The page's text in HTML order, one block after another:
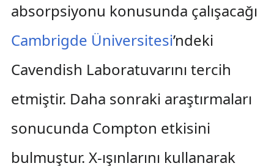
absorpsiyonu konusunda çalışacağı
Cambrigde Üniversitesi’ndeki
Cavendish Laboratuvarını tercih
etmiştir. Daha sonraki araştırmaları
sonucunda Compton etkisini
bulmuştur. X-ışınlarını kullanarak